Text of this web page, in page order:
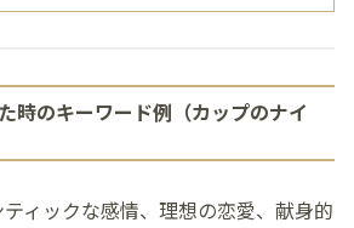
時のキーワード例（カップのナイ
ィックな感情、理想の恋愛、献身的